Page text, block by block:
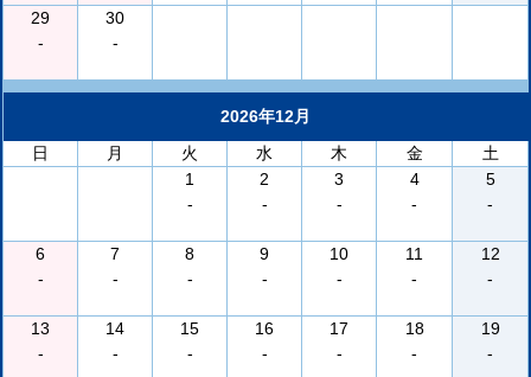
29
-
30
-
2026年12月
日
月 火 水 木 金
土
1
-
2
-
3
-
4
-
5
-
6
-
7
-
8
-
9
-
10
-
11
-
12
-
13
-
14
-
15
-
16
-
17
-
18
-
19
-